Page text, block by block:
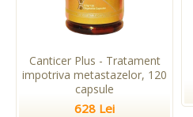
Canticer Plus - Tratament
impotriva metastazelor, 120
capsule
628 Lei